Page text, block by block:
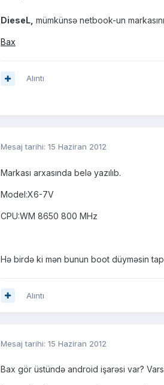
DieseL, mümkünsə netbook-un
Bax
Alıntı
Mesaj tarihi: 15 Haziran 2012
Markası arxasında belə yazılıb.
Model:X6-7V
CPU:WM 8650 800 MHz
Hə birdə ki mən bunun boot düyməsin
Alıntı
Mesaj tarihi: 15 Haziran 2012
Bax gör üstündə android işarəsi var?